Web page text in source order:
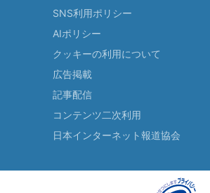
SNS利用ポリシー
AIポリシー
クッキーの利用について
広告掲載
記事配信
コンテンツ二次利用
日本インターネット報道協会